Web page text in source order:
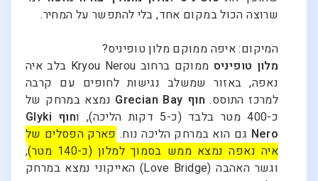
שרוצה הכול במקום אחד, בלי להתפשר על המחיר.
המיקום: איפה ממוקם מלון טופיניס?
מלון טופיניס
ממוקם ברחוב Kryou Nerou בלב איה
נאפה, באזור שמשלב נגישות לחופים עם קרבה
למרכז התוסס. חוף Grecian Bay
נמצא במרחק של
כ-400 מטר בלבד (כ-5 דקות הליכה), ו
חוף Glyki
Nero גם הוא במרחק הליכה נוח. פארק הפסלים של
איה נאפה נמצא ממש בסמוך למלון (כ-140 מטר)
,
וגשר האהבה (Love Bridge) האייקוני נמצא במרחק